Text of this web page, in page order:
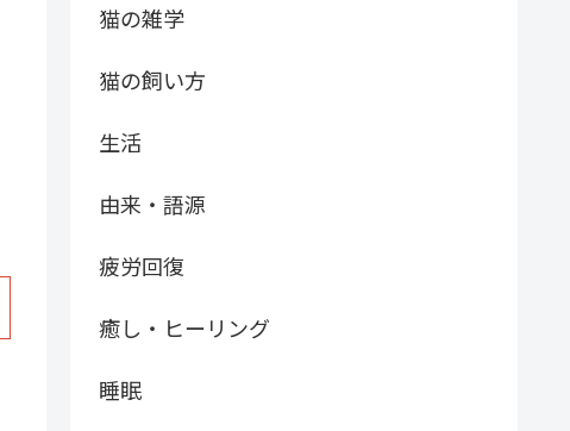
猫の雑学
猫の飼い方
生活
由来・語源
疲労回復
癒し・ヒーリング
睡眠